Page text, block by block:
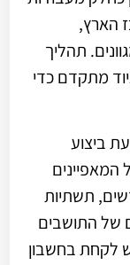
הארץ,
תהליך
מתקדם כדי
ביצוע
המאפיינים
תשתיות
של התושבים
לקחת בחשבון